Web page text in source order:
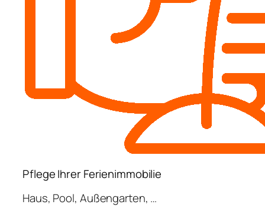
Pflege Ihrer Ferienimmobilie
Haus, Pool, Außengarten, …